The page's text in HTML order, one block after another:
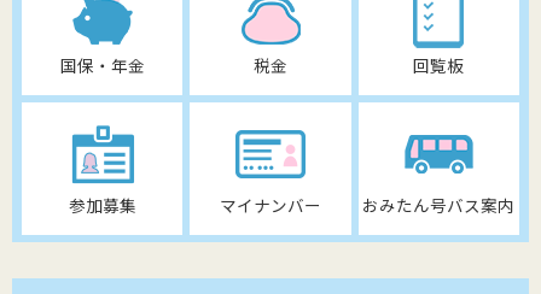
国保・年金 税金 回覧板
参加募集 マイナンバー おみたん号バス案内